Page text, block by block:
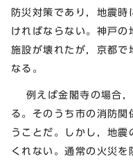
防災対策であり，地震
ければならない。神戸の
施設が壊れたが，京都で
なる。
例えば金閣寺の場合，
る。そのうち市の消防関
うことだ。しかし，地
くれない。通常の火災